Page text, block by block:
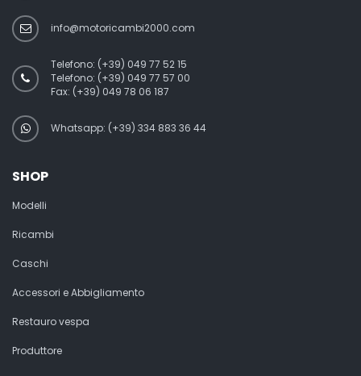
info@motoricambi2000.com
Telefono: (+39) 049 77 52 15
Telefono: (+39) 049 77 57 00
Fax: (+39) 049 78 06 187
Whatsapp: (+39) 334 883 36 44
SHOP
Modelli
Ricambi
Caschi
Accessori e Abbigliamento
Restauro vespa
Produttore